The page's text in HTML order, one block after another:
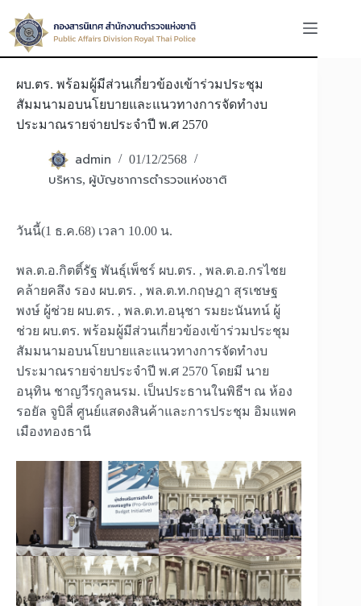
to
content
ผบ.ตร. พร้อมผู้มีส่วนเกี่ยวข้องเข้าร่วมประชุม
สัมมนามอบนโยบายและแนวทางการจัดทำงบ
ประมาณรายจ่ายประจำปี พ.ศ 2570
admin 01/12/2568
บริหาร, ผู้บัญชาการตำรวจแห่งชาติ
วันนี้(1 ธ.ค.68) เวลา 10.00 น.
พล.ต.อ.กิตติ์รัฐ พันธุ์เพ็ชร์ ผบ.ตร. , พล.ต.อ.กรไชย
คล้ายคลึง รอง ผบ.ตร. , พล.ต.ท.กฤษฎา สุรเชษฐ
พงษ์ ผู้ช่วย ผบ.ตร. , พล.ต.ท.อนุชา รมยะนันทน์ ผู้
ช่วย ผบ.ตร. พร้อมผู้มีส่วนเกี่ยวข้องเข้าร่วมประชุม
สัมมนามอบนโยบายและแนวทางการจัดทำงบ
ประมาณรายจ่ายประจำปี พ.ศ 2570 โดยมี นาย
อนุทิน ชาญวีรกูลนรม. เป็นประธานในพิธีฯ ณ ห้อง
รอยัล จูบิลี่ ศูนย์แสดงสินค้าและการประชุม อิมแพค
เมืองทองธานี